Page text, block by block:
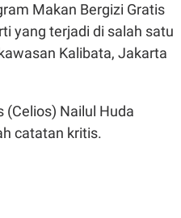
Makan Bergizi Gratis
yang terjadi di salah satu
Kalibata, Jakarta
(Celios) Nailul Huda
catatan kritis.